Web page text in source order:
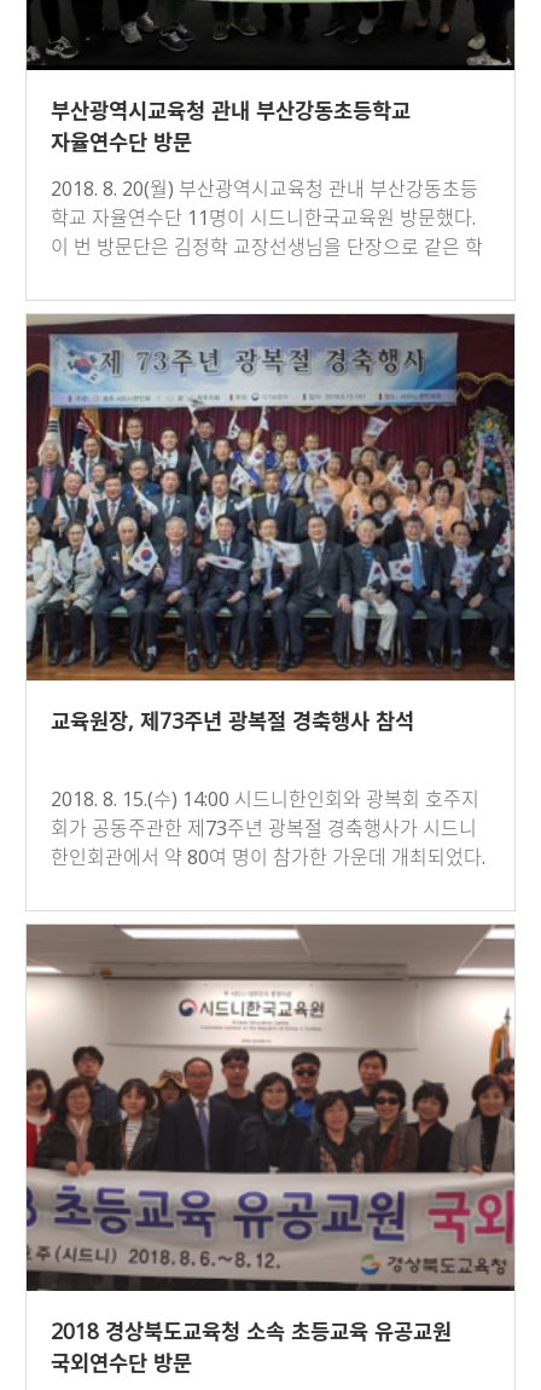
부산광역시교육청 관내 부산강동초등학교
자율연수단 방문
2018. 8. 20(월) 부산광역시교육청 관내 부산강동초등
학교 자율연수단 11명이 시드니한국교육원 방문했다.
이 번 방문단은 김정학 교장선생님을 단장으로 같은 학
교육원장, 제73주년 광복절 경축행사 참석
2018. 8. 15.(수) 14:00 시드니한인회와 광복회 호주지
회가 공동주관한 제73주년 광복절 경축행사가 시드니
한인회관에서 약 80여 명이 참가한 가운데 개최되었다.
2018 경상북도교육청 소속 초등교육 유공교원
국외연수단 방문